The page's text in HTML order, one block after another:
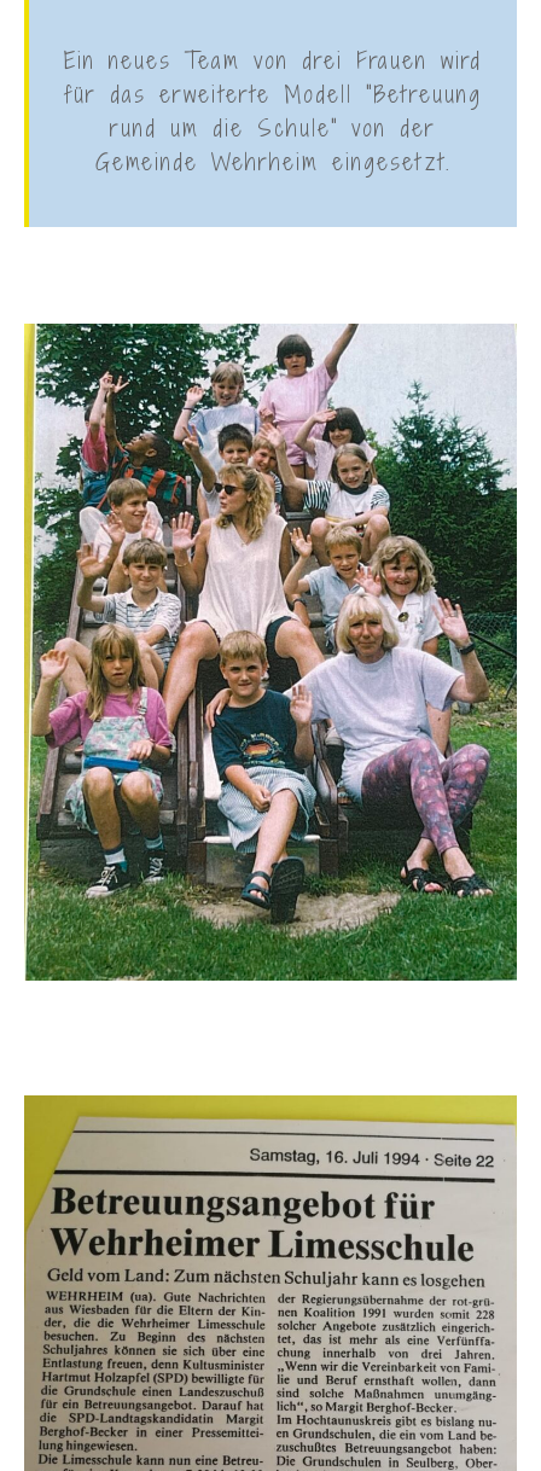
Ein neues Team von drei Frauen wird
für das erweiterte Modell "Betreuung
rund um die Schule" von der
Gemeinde Wehrheim eingesetzt.